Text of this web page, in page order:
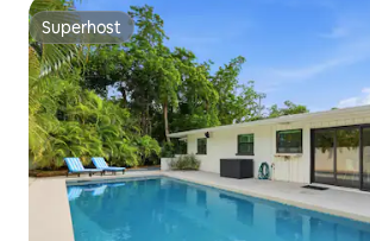
Superhost
Superhost